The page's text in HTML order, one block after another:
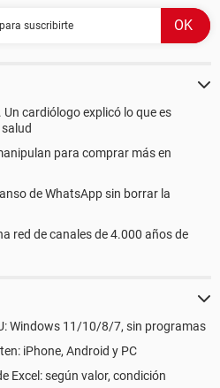
cardiólogo explicó lo que es
para comprar más en
de WhatsApp sin borrar la
red de canales de 4.000 años de
Windows 11/10/8/7, sin programas
iPhone, Android y PC
Excel: según valor, condición